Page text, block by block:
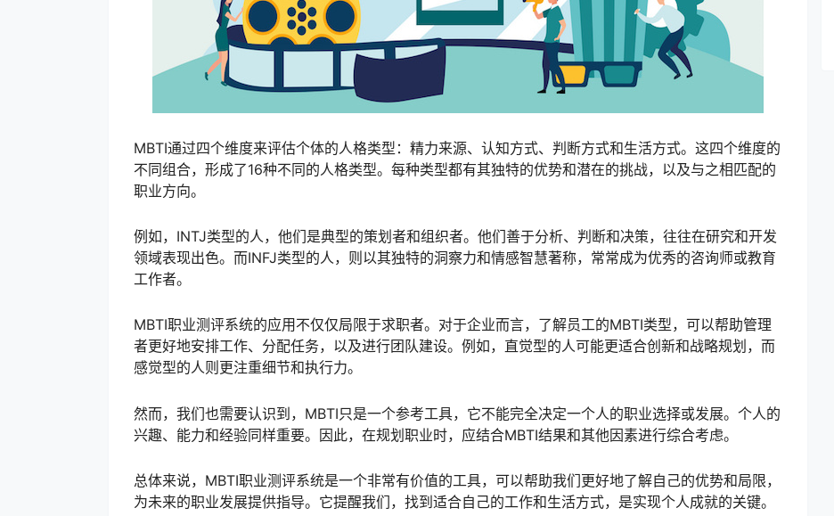
MBTI通过四个维度来评估个体的人格类型：精力来源、认知方式、判断方式和生活方式。这四个维度的
不同组合，形成了16种不同的人格类型。每种类型都有其独特的优势和潜在的挑战，以及与之相匹配的
职业方向。
例如，INTJ类型的人，他们是典型的策划者和组织者。他们善于分析、判断和决策，往往在研究和开发
领域表现出色。而INFJ类型的人，则以其独特的洞察力和情感智慧著称，常常成为优秀的咨询师或教育
工作者。
MBTI职业测评系统的应用不仅仅局限于求职者。对于企业而言，了解员工的MBTI类型，可以帮助管理
者更好地安排工作、分配任务，以及进行团队建设。例如，直觉型的人可能更适合创新和战略规划，而
感觉型的人则更注重细节和执行力。
然而，我们也需要认识到，MBTI只是一个参考工具，它不能完全决定一个人的职业选择或发展。个人的
兴趣、能力和经验同样重要。因此，在规划职业时，应结合MBTI结果和其他因素进行综合考虑。
总体来说，MBTI职业测评系统是一个非常有价值的工具，可以帮助我们更好地了解自己的优势和局限，
为未来的职业发展提供指导。它提醒我们，找到适合自己的工作和生活方式，是实现个人成就的关键。